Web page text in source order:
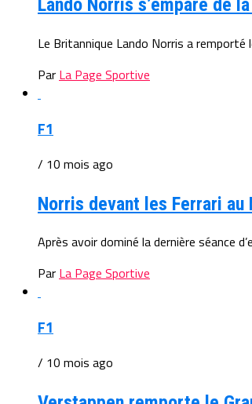
Lando Norris s’empare de
Le Britannique Lando Norris a remporté
Par La Page Sportive
F1
/ 10 mois ago
Norris devant les Ferrari au
Après avoir dominé la dernière séance
Par La Page Sportive
F1
/ 10 mois ago